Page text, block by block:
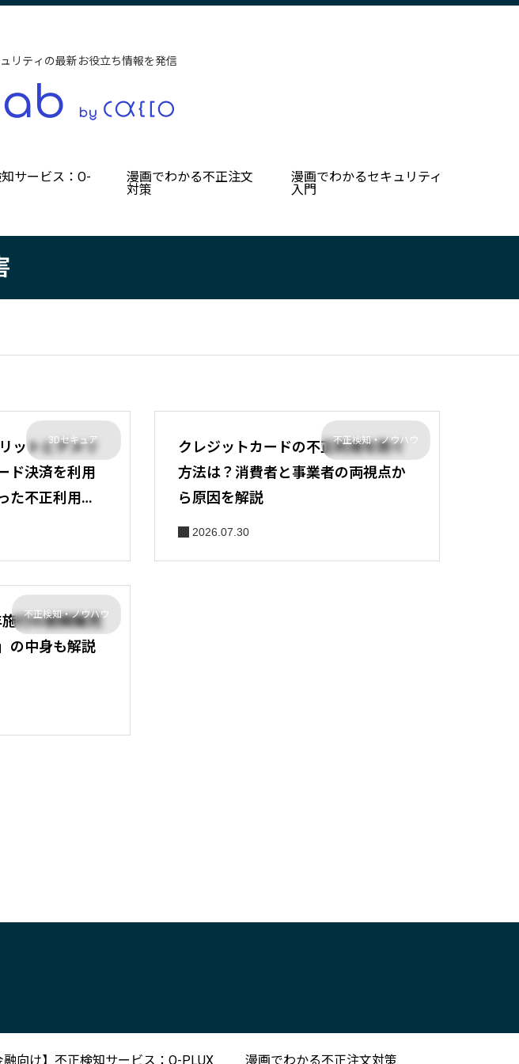
リティの最新お役立ち情報を発信
サービス：O-
漫画でわかる不正注文
対策
漫画でわかるセキュリティ
入門
3Dセキュア
ットとデメリ
ド決済を利用
た不正利用対
不正検知・ノウハウ
クレジットカードの不正利用を防ぐ
方法は？消費者と事業者の両視点か
ら原因を解説
2026.07.30
不正検知・ノウハウ
行の割賦販売
の中身も解説
融向け】不正検知サービス：O-PLUX 漫画でわかる不正注文対策